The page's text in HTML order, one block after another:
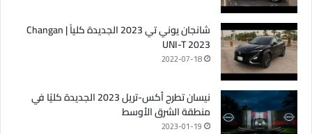
شانجان يوني تي 2023 الجديدة كلياً | Changan
UNI-T 2023
2022-07-18
نيسان تطرح أكس-تريل 2023 الجديدة كليًا في
منطقة الشرق الأوسط
2023-01-19